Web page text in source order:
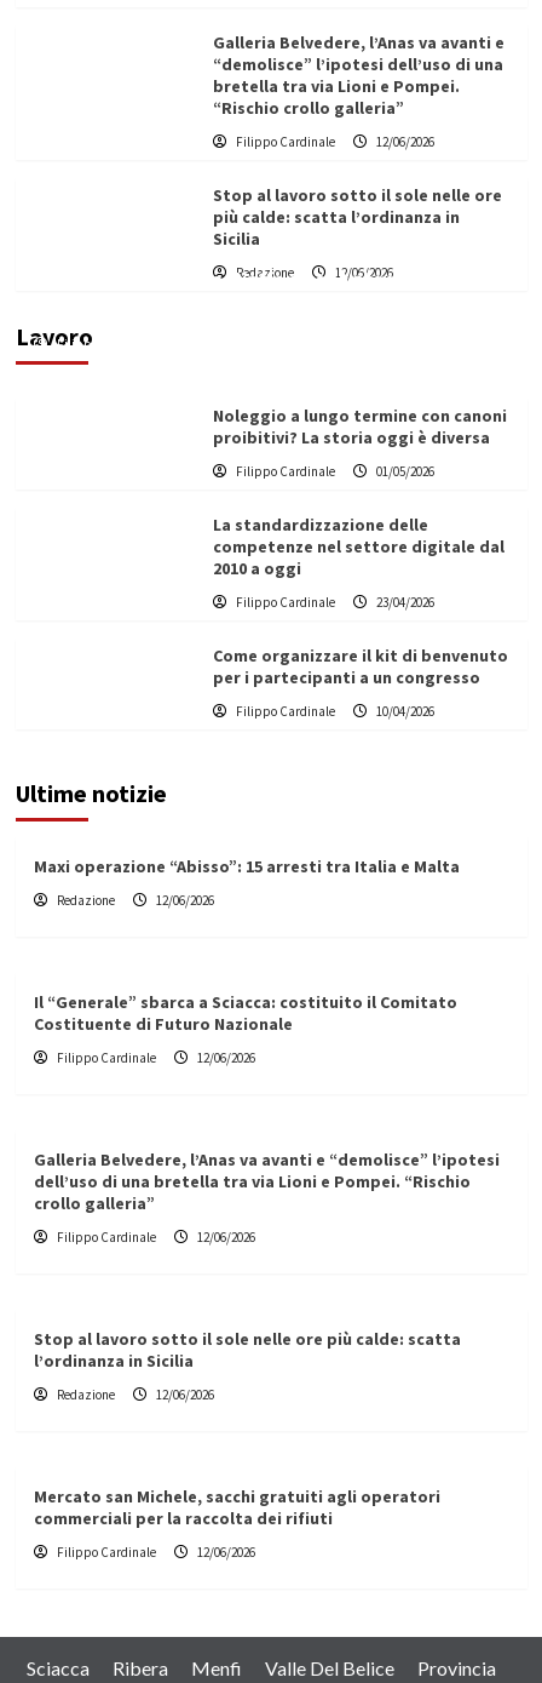
Galleria Belvedere, l’Anas va avanti e
“demolisce” l’ipotesi dell’uso di una
bretella tra via Lioni e Pompei.
“Rischio crollo galleria”
Filippo Cardinale 12/06/2026
Stop al lavoro sotto il sole nelle ore
più calde: scatta l’ordinanza in
Sicilia
Redazione 12/06/2026
Lavoro
Vino in Italia: il giro d’affari contribuisce
Filippo Cardinale
Noleggio a lungo termine con canoni
proibitivi? La storia oggi è diversa
Filippo Cardinale 01/05/2026
La standardizzazione delle
competenze nel settore digitale dal
2010 a oggi
Filippo Cardinale 23/04/2026
Come organizzare il kit di benvenuto
per i partecipanti a un congresso
Filippo Cardinale 10/04/2026
Ultime notizie
Maxi operazione “Abisso”: 15 arresti tra Italia e Malta
Redazione 12/06/2026
Il “Generale” sbarca a Sciacca: costituito il Comitato
Costituente di Futuro Nazionale
Filippo Cardinale 12/06/2026
Galleria Belvedere, l’Anas va avanti e “demolisce” l’ipotesi
dell’uso di una bretella tra via Lioni e Pompei. “Rischio
crollo galleria”
Filippo Cardinale 12/06/2026
Stop al lavoro sotto il sole nelle ore più calde: scatta
l’ordinanza in Sicilia
Redazione 12/06/2026
Mercato san Michele, sacchi gratuiti agli operatori
commerciali per la raccolta dei rifiuti
Filippo Cardinale 12/06/2026
Sciacca Ribera Menfi Valle Del Belice Provincia